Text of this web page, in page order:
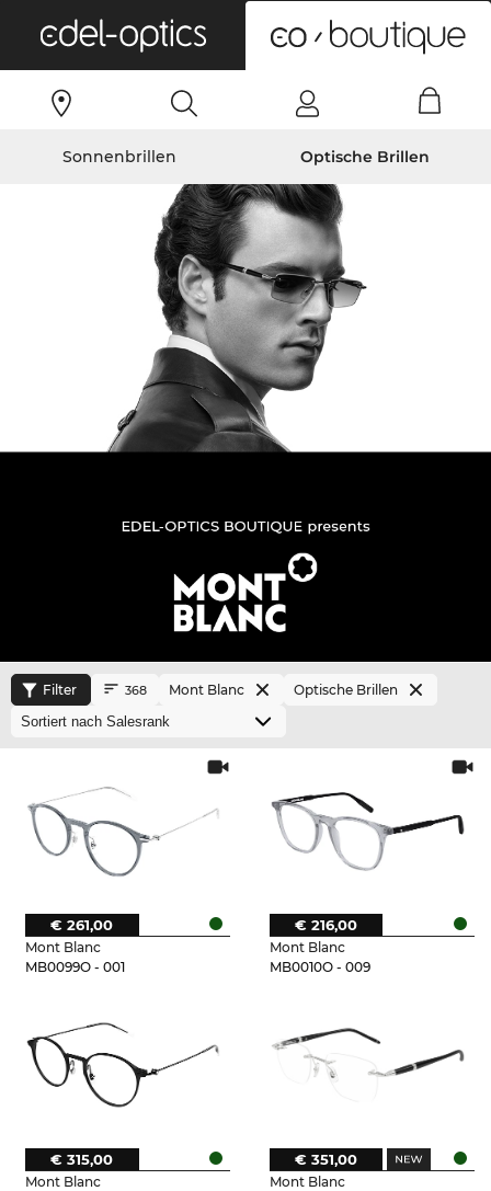
Sonnenbrillen Optische Brillen
Filter 368 Mont Blanc Optische Brillen
Mont Blanc
MB0099O - 001
€ 261,00
Mont Blanc
MB0010O - 009
€ 216,00
Mont Blanc
€ 315,00
Mont Blanc
€ 351,00